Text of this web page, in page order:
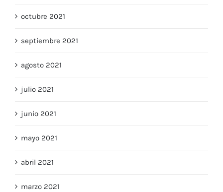
octubre 2021
septiembre 2021
agosto 2021
julio 2021
junio 2021
mayo 2021
abril 2021
marzo 2021